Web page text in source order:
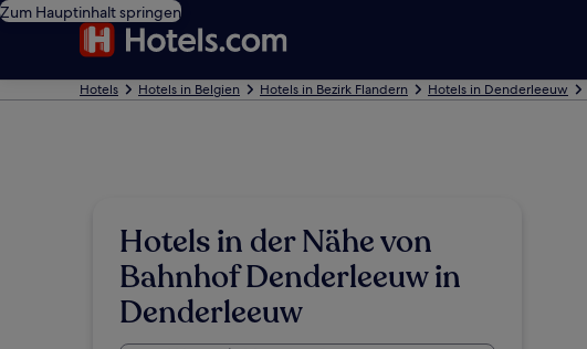
Zum Hauptinhalt springen
Hotels Hotels in Belgien Hotels in Bezirk Flandern Hotels in Denderleeuw
Hotels in der Nähe von
Bahnhof Denderleeuw in
Denderleeuw